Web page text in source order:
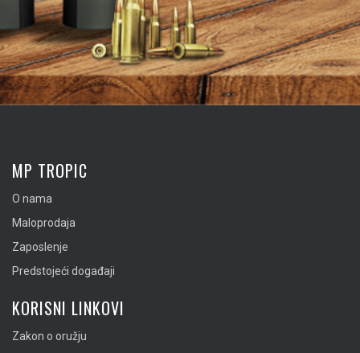
MP TROPIC
O nama
Maloprodaja
Zaposlenje
Predstojeći događaji
KORISNI LINKOVI
Zakon o oružju